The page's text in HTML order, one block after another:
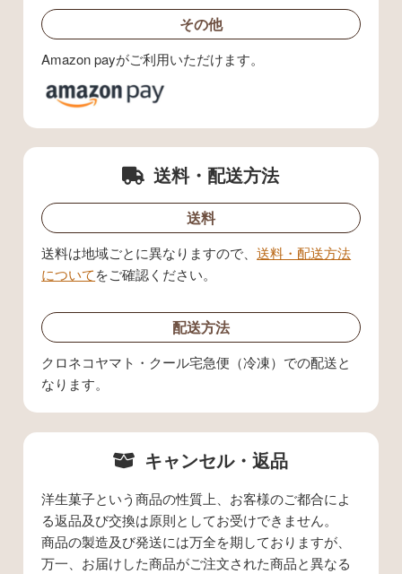
その他
Amazon payがご利用いただけます。
送料・配送方法
送料
送料は地域ごとに異なりますので、送料・配送方法
についてをご確認ください。
配送方法
クロネコヤマト・クール宅急便（冷凍）での配送と
なります。
キャンセル・返品
洋生菓子という商品の性質上、お客様のご都合によ
る返品及び交換は原則としてお受けできません。
商品の製造及び発送には万全を期しておりますが、
万一、お届けした商品がご注文された商品と異なる